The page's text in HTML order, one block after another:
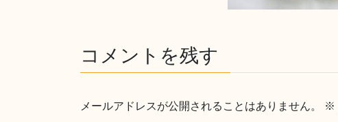
コメントを残す
メールアドレスが公開されることはありません。 ※